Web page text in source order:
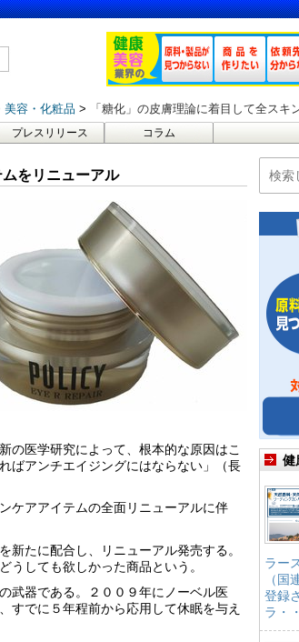
美容・化粧品 「糖化」の皮膚理論に着目して全ス
プレスリリース コラム
をリニューアル
の医学研究によって、根本的な原因はこ
ばアンチエイジングにはならない」（長
ケアアイテムの全面リニューアルに伴
たに配合し、リニューアル発売する。
うしても欲しかった商品という。
武器である。２００９年にノーベル医
すでに５年程前から応用して休眠を与え
健
ラー
（国
登録
ラ・